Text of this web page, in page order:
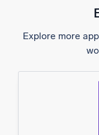
Explore more